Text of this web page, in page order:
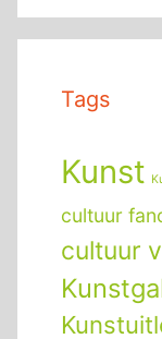
Tags
Kunst
cultuur
cultuur